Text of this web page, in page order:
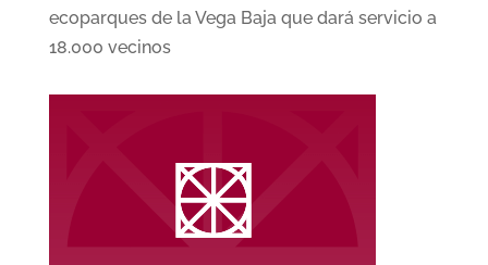
ecoparques de la Vega Baja que dará servicio a
18.000 vecinos